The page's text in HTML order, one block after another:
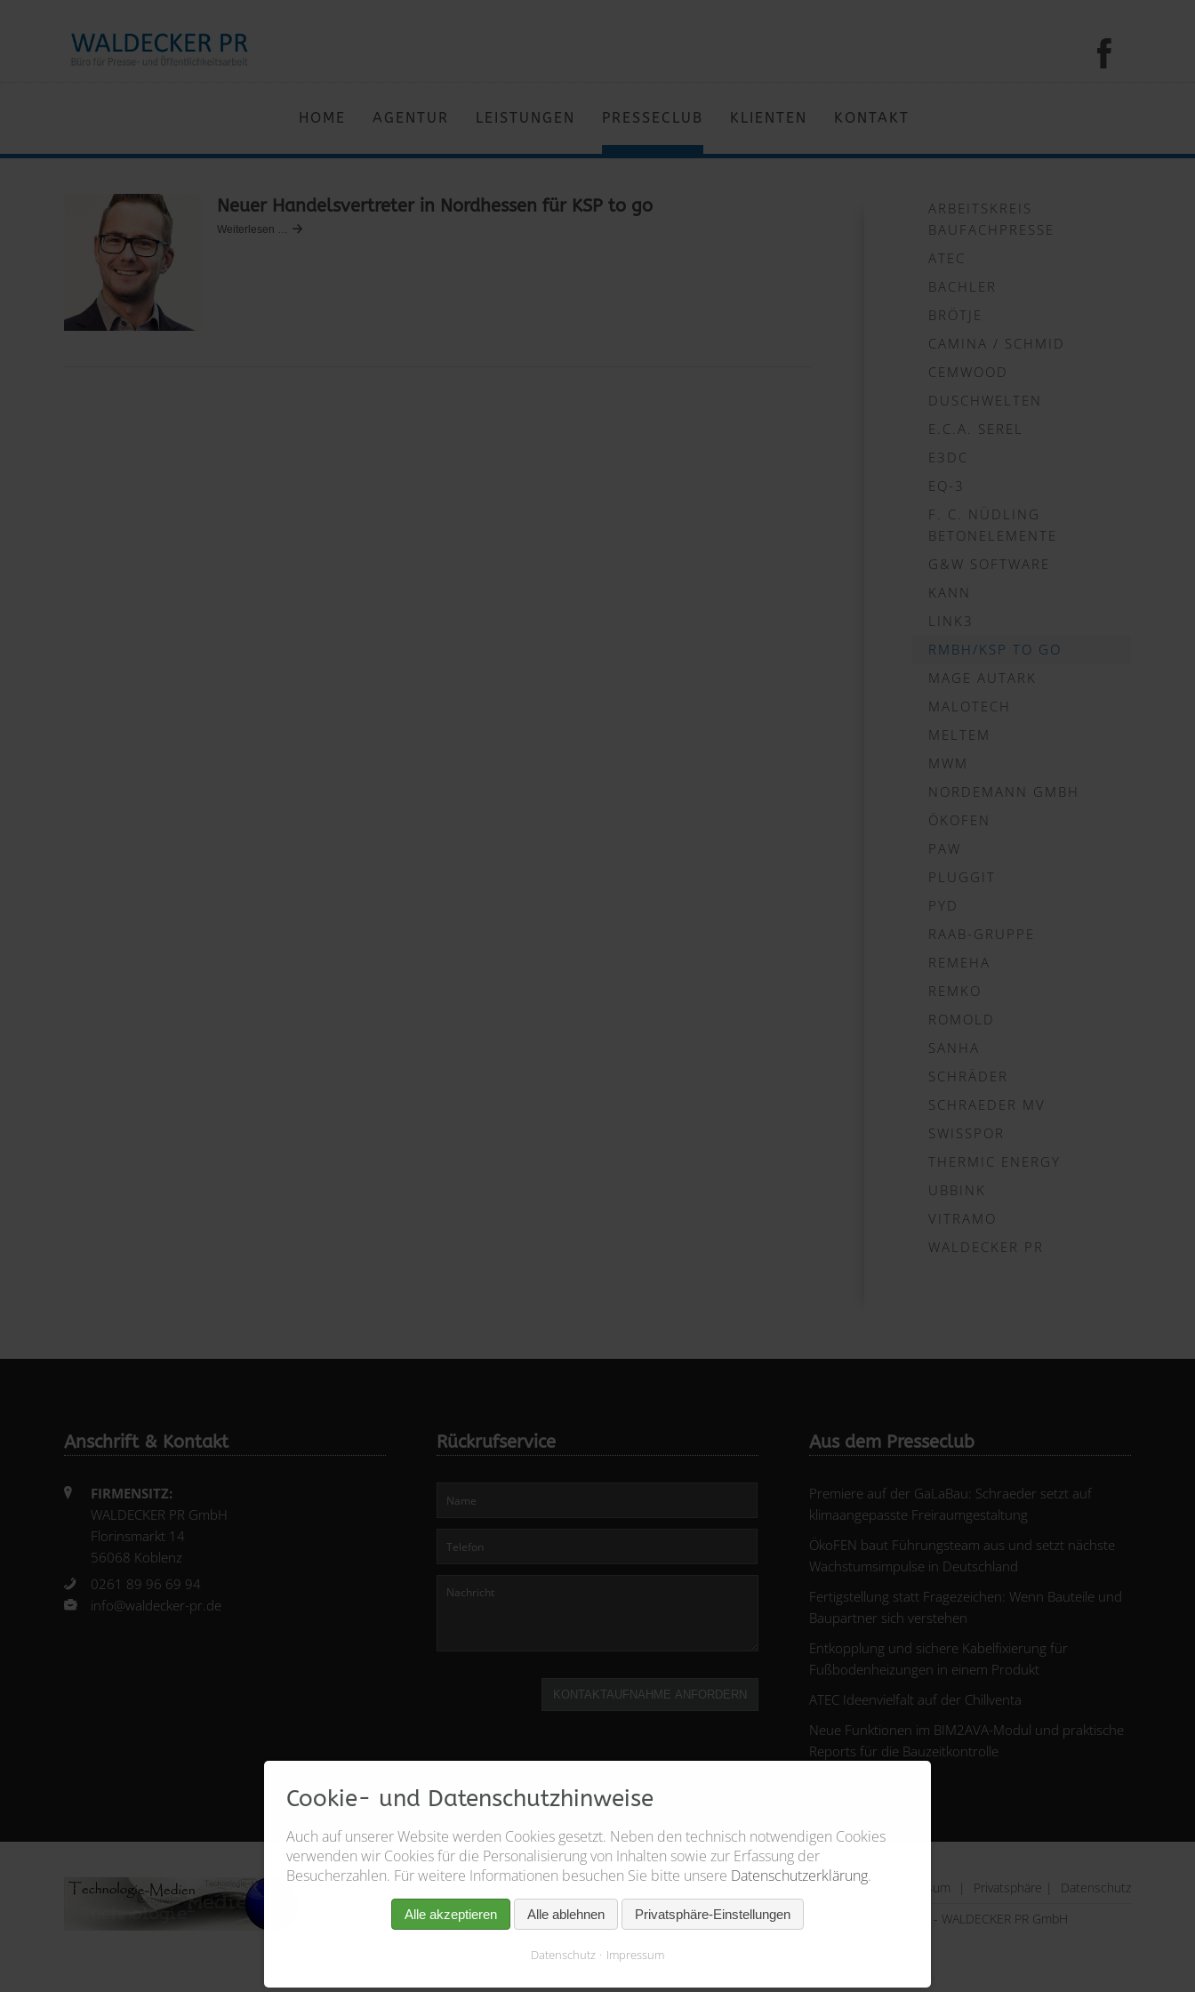
HOME AGENTUR LEISTUNGEN PRESSECLUB KLIENTEN KONTAKT
Neuer Handelsvertreter in Nordhessen für KSP to go
Weiterlesen …
ARBEITSKREIS
BAUFACHPRESSE
ATEC
BACHLER
BRÖTJE
CAMINA / SCHMID
CEMWOOD
DUSCHWELTEN
E.C.A. SEREL
E3DC
EQ-3
F. C. NÜDLING
BETONELEMENTE
G&W SOFTWARE
KANN
LINK3
RMBH/KSP TO GO
MAGE AUTARK
MALOTECH
MELTEM
MWM
NORDEMANN GMBH
ÖKOFEN
PAW
PLUGGIT
PYD
RAAB-GRUPPE
REMEHA
REMKO
ROMOLD
SANHA
SCHRÄDER
SCHRAEDER MV
SWISSPOR
THERMIC ENERGY
UBBINK
VITRAMO
WALDECKER PR
Anschrift & Kontakt
FIRMENSITZ:
WALDECKER PR GmbH
Florinsmarkt 14
56068 Koblenz
0261 89 96 69 94
info@waldecker-pr.de
Rückrufservice
KONTAKTAUFNAHME ANFORDERN
Aus dem Presseclub
Premiere auf der GaLaBau: Schraeder setzt auf
klimaangepasste Freiraumgestaltung
ÖkoFEN baut Führungsteam aus und setzt nächste
Wachstumsimpulse in Deutschland
Fertigstellung statt Fragezeichen: Wenn Bauteile und
Baupartner sich verstehen
Entkopplung und sichere Kabelfixierung für
Fußbodenheizungen in einem Produkt
ATEC Ideenvielfalt auf der Chillventa
Neue Funktionen im BIM2AVA-Modul und praktische
Reports für die Bauzeitkontrolle
Impressum Privatsphäre
Datenschutz
© 2026 - WALDECKER PR GmbH
Cookie- und Datenschutzhinweise
Auch auf unserer Website werden Cookies gesetzt. Neben den technisch notwendigen Cookies
verwenden wir Cookies für die Personalisierung von Inhalten sowie zur Erfassung der
Besucherzahlen. Für weitere Informationen besuchen Sie bitte unsere Datenschutzerklärung.
Alle akzeptieren Alle ablehnen Privatsphäre-Einstellungen
Datenschutz Impressum